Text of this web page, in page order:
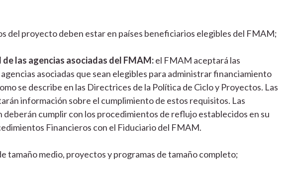
del proyecto deben estar en países beneficiarios elegibles del FMAM;
las agencias asociadas del FMAM:el FMAM aceptará las
asociadas que sean elegibles para administrar financiamiento
se describe en las Directrices de la Política de Ciclo y Proyectos. Las
información sobre el cumplimiento de estos requisitos. Las
deberán cumplir con los procedimientos de reflujo establecidos en su
Financieros con el Fiduciario del FMAM.
tamaño medio, proyectos y programas de tamaño completo;